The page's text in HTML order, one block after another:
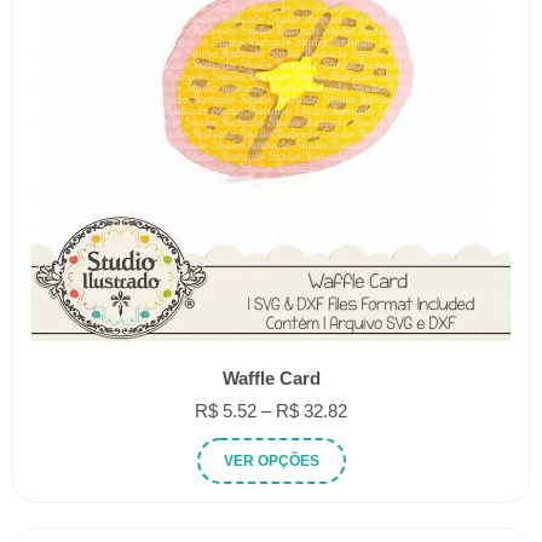
Waffle Card
R$ 5.52 – R$ 32.82Faixa
através
VER OPÇÕES
produto
tem
várias